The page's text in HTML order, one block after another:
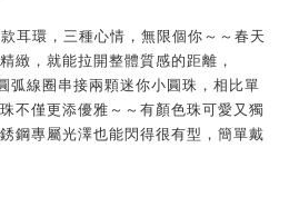
耳環，三種心情，無限個你～～春天
緻，就能拉開整體質感的距離，
線圈串接兩顆迷你小圓珠，相比單
不僅更添優雅～～有顏色珠可愛又獨
鋼專屬光澤也能閃得很有型，簡單戴